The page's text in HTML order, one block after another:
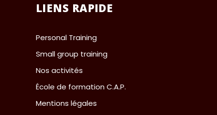
LIENS RAPIDE
Personal Training
Small group training
Nos activités
École de formation C.A.P.
Mentions légales